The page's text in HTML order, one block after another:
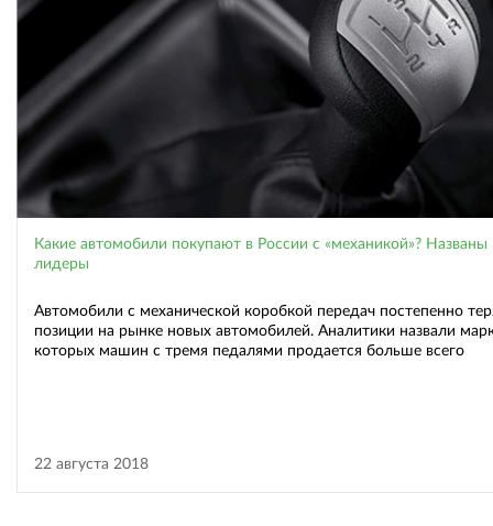
Какие автомобили покупают в России с «механикой»? Названы
лидеры
Автомобили с механической коробкой передач постепенно
позиции на рынке новых автомобилей. Аналитики назвали
которых машин с тремя педалями продается больше всего
22 августа 2018